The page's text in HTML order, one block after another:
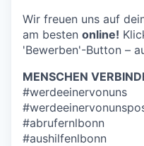
Wir freuen uns auf
am besten online!
'Bewerben'-Button –
MENSCHEN
#werdeeinervonuns
#abrufernlbonn
#aushilfenlbonn